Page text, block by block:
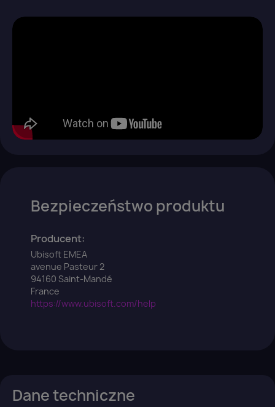
Bezpieczeństwo produktu
Producent:
Ubisoft EMEA
avenue Pasteur 2
94160 Saint-Mandé
France
https://www.ubisoft.com/help
Dane techniczne
wish list.